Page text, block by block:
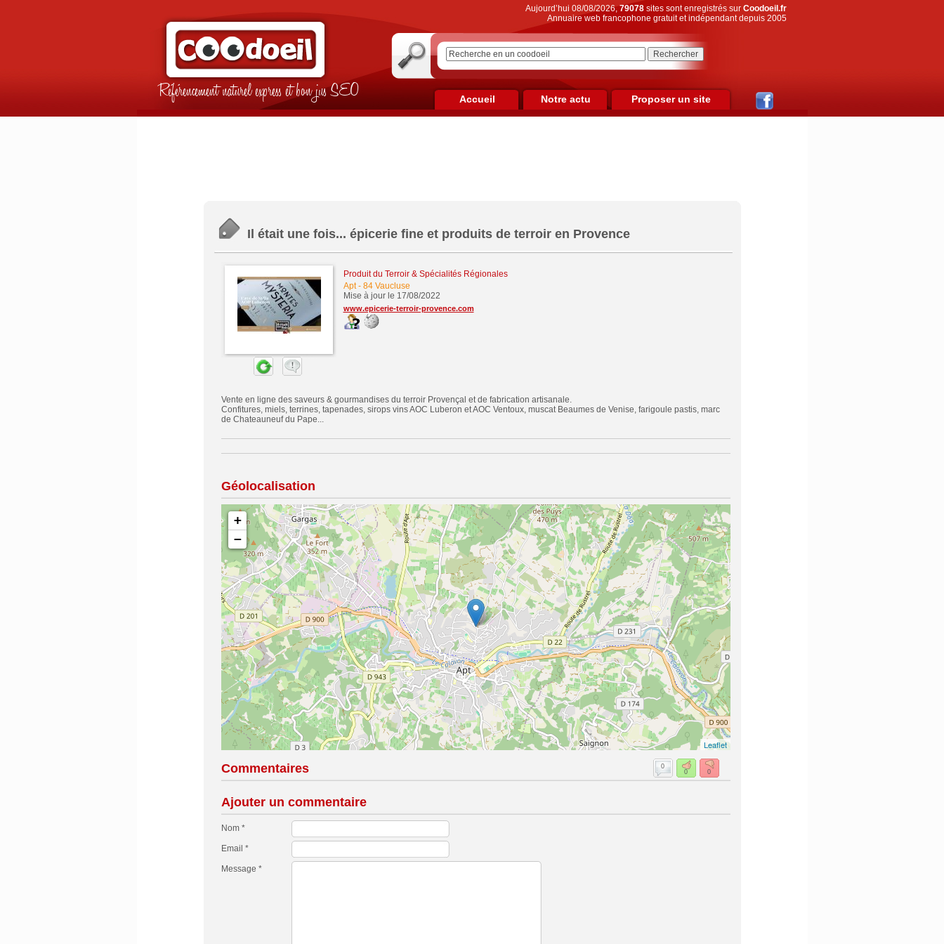
Référencement naturel express et bon jus SEO
Aujourd’hui 08/08/2026,79078sites sont enregistrés sur Coodoeil.fr
Annuaire web francophone gratuit et indépendant depuis 2005
Accueil Notre actu Proposer un site
Il était une fois... épicerie fine et produits de terroir en Provence
Produit du Terroir & Spécialités Régionales
Apt- 84 Vaucluse
Mise à jour le 17/08/2022
www.epicerie-terroir-provence.com
Vente en ligne des saveurs & gourmandises du terroir Provençal et de fabrication artisanale.
Confitures, miels, terrines, tapenades, sirops vins AOC Luberon et AOC Ventoux, muscat Beaumes de Venise, farigoule pastis, marc
de Chateauneuf du Pape...
Géolocalisation
+
−
Leaflet
Commentaires
0
0
0
Ajouter un commentaire
Nom *
Email *
Message *